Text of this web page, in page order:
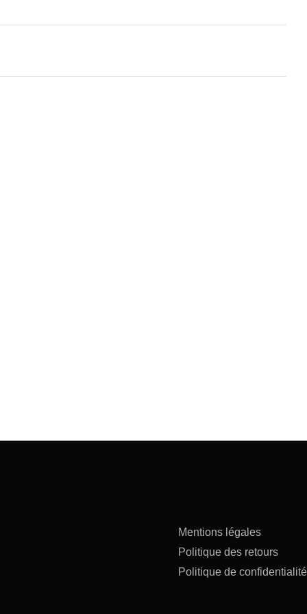
Mentions légales
Politique des retours
Politique de confidentialité